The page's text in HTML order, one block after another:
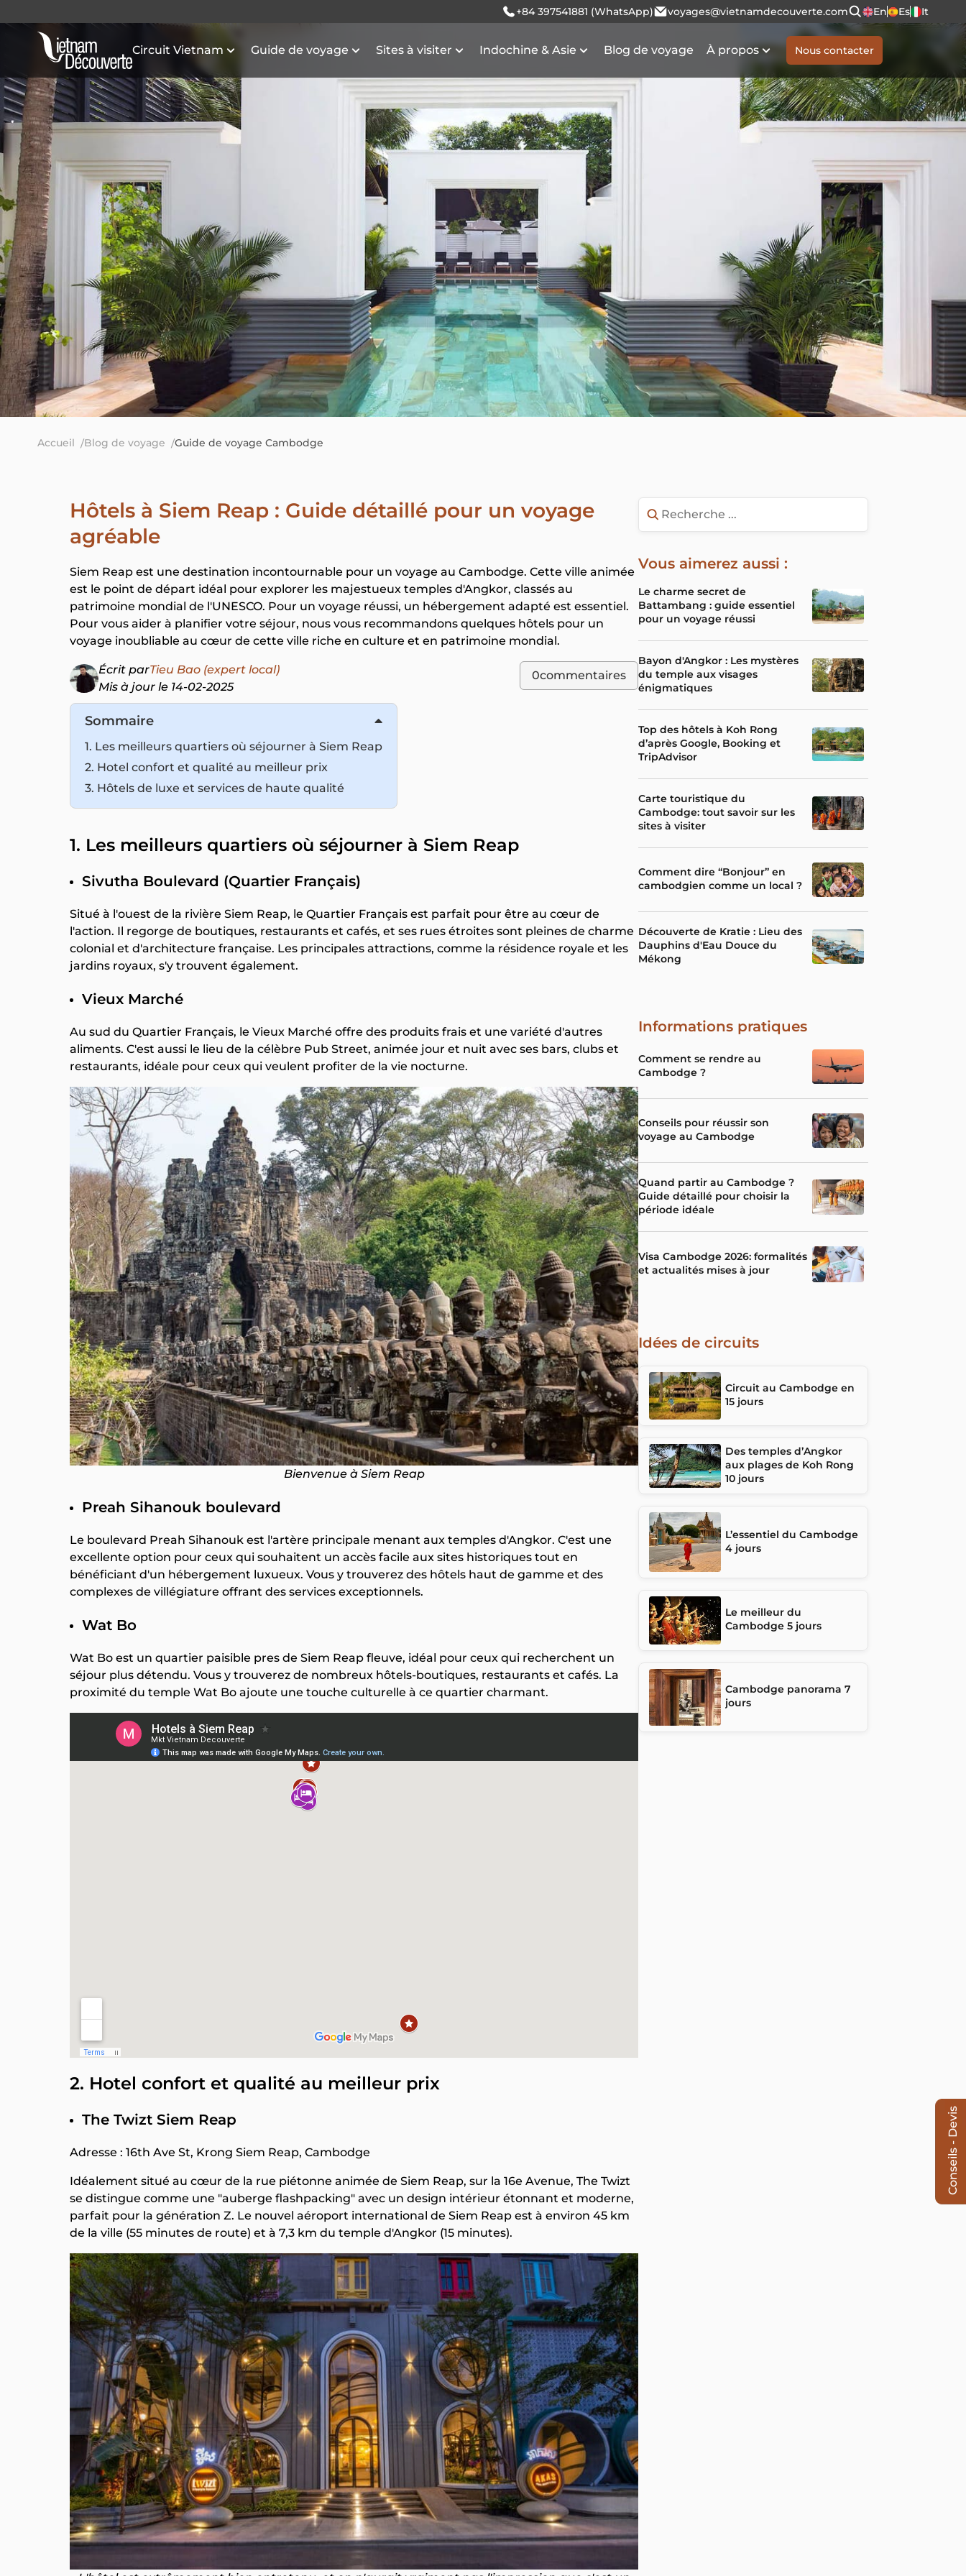
+84 397541881 (WhatsApp) voyages@vietnamdecouverte.com En Es It
Circuit Vietnam Guide de voyage Sites à visiter Indochine & Asie Blog de voyage À propos Nous contacter
Accueil Blog de voyage Guide de voyage Cambodge
Hôtels à Siem Reap : Guide détaillé pour un voyage
agréable
Siem Reap est une destination incontournable pour un voyage au Cambodge. Cette ville animée
est le point de départ idéal pour explorer les majestueux temples d'Angkor, classés au
patrimoine mondial de l'UNESCO. Pour un voyage réussi, un hébergement adapté est essentiel.
Pour vous aider à planifier votre séjour, nous vous recommandons quelques hôtels pour un
voyage inoubliable au cœur de cette ville riche en culture et en patrimoine mondial.
Écrit parTieu Bao (expert local)
Mis à jour le 14-02-2025
0commentaires
Sommaire
1. Les meilleurs quartiers où séjourner à Siem Reap
2. Hotel confort et qualité au meilleur prix
3. Hôtels de luxe et services de haute qualité
1. Les meilleurs quartiers où séjourner à Siem Reap
Sivutha Boulevard (Quartier Français)
Situé à l'ouest de la rivière Siem Reap, le Quartier Français est parfait pour être au cœur de
l'action. Il regorge de boutiques, restaurants et cafés, et ses rues étroites sont pleines de charme
colonial et d'architecture française. Les principales attractions, comme la résidence royale et les
jardins royaux, s'y trouvent également.
Vieux Marché
Au sud du Quartier Français, le Vieux Marché offre des produits frais et une variété d'autres
aliments. C'est aussi le lieu de la célèbre Pub Street, animée jour et nuit avec ses bars, clubs et
restaurants, idéale pour ceux qui veulent profiter de la vie nocturne.
Bienvenue à Siem Reap
Preah Sihanouk boulevard
Le boulevard Preah Sihanouk est l'artère principale menant aux temples d'Angkor. C'est une
excellente option pour ceux qui souhaitent un accès facile aux sites historiques tout en
bénéficiant d'un hébergement luxueux. Vous y trouverez des hôtels haut de gamme et des
complexes de villégiature offrant des services exceptionnels.
Wat Bo
Wat Bo est un quartier paisible pres de Siem Reap fleuve, idéal pour ceux qui recherchent un
séjour plus détendu. Vous y trouverez de nombreux hôtels-boutiques, restaurants et cafés. La
proximité du temple Wat Bo ajoute une touche culturelle à ce quartier charmant.
2. Hotel confort et qualité au meilleur prix
The Twizt Siem Reap
Adresse : 16th Ave St, Krong Siem Reap, Cambodge
Idéalement situé au cœur de la rue piétonne animée de Siem Reap, sur la 16e Avenue, The Twizt
se distingue comme une "auberge flashpacking" avec un design intérieur étonnant et moderne,
parfait pour la génération Z. Le nouvel aéroport international de Siem Reap est à environ 45 km
de la ville (55 minutes de route) et à 7,3 km du temple d'Angkor (15 minutes).
Vous aimerez aussi :
Le charme secret de
Battambang : guide essentiel
pour un voyage réussi
Bayon d'Angkor : Les mystères
du temple aux visages
énigmatiques
Top des hôtels à Koh Rong
d’après Google, Booking et
TripAdvisor
Carte touristique du
Cambodge: tout savoir sur les
sites à visiter
Comment dire “Bonjour” en
cambodgien comme un local ?
Découverte de Kratie : Lieu des
Dauphins d'Eau Douce du
Mékong
Informations pratiques
Comment se rendre au
Cambodge ?
Conseils pour réussir son
voyage au Cambodge
Quand partir au Cambodge ?
Guide détaillé pour choisir la
période idéale
Visa Cambodge 2026: formalités
et actualités mises à jour
Idées de circuits
Circuit au Cambodge en
15 jours
Des temples d’Angkor
aux plages de Koh Rong
10 jours
L’essentiel du Cambodge
4 jours
Le meilleur du
Cambodge 5 jours
Cambodge panorama 7
jours
Conseils - Devis